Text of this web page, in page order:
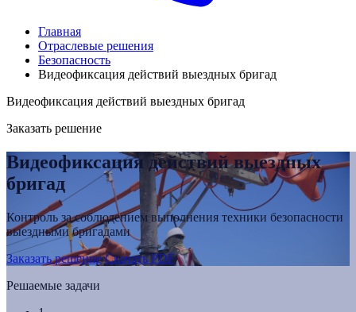
Главная
Отраслевые решения
Безопасность
Видеофиксация действий выездных бригад
Видеофиксация действий выездных бригад
Заказать решение
Видеофиксация действий выездных
бригад
Контроль за соблюдением выполнения техники безопасности
выездными бригадами
Заказать решение Скачать PDF
Решаемые задачи